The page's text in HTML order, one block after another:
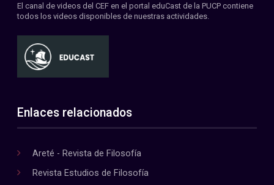
El canal de videos del CEF en el portal eduCast de la PUCP contiene
todos los videos disponibles de nuestras actividades.
Enlaces relacionados
Areté - Revista de Filosofía
Revista Estudios de Filosofía